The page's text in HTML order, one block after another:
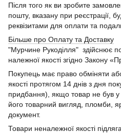
Після того як ви зробите
пошту, вказану при реєстрації,
реквізитами для оплати та
Більше про Оплату та Доставку
"Мурчине Рукоділля" здійснює
належної якості згідно Закону
Покупець має право обміняти
якості протягом 14 днів з дня
придбання), якщо товар не був у
його товарний вигляд, пломби,
документ.
Товари неналежної якості